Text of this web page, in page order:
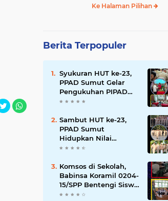
Ke Halaman Pilihan
Berita Terpopuler
Syukuran HUT ke-23,
PPAD Sumut Gelar
Pengukuhan PIPAD
Hingga Tradisi
Sambut HUT ke-23,
PPAD Sumut
Hidupkan Nilai
Pahlawan di TMP
Komsos di Sekolah,
Babinsa Koramil 0204-
15/SPP Bentengi Siswa
SMPN 1 Sipispis dari